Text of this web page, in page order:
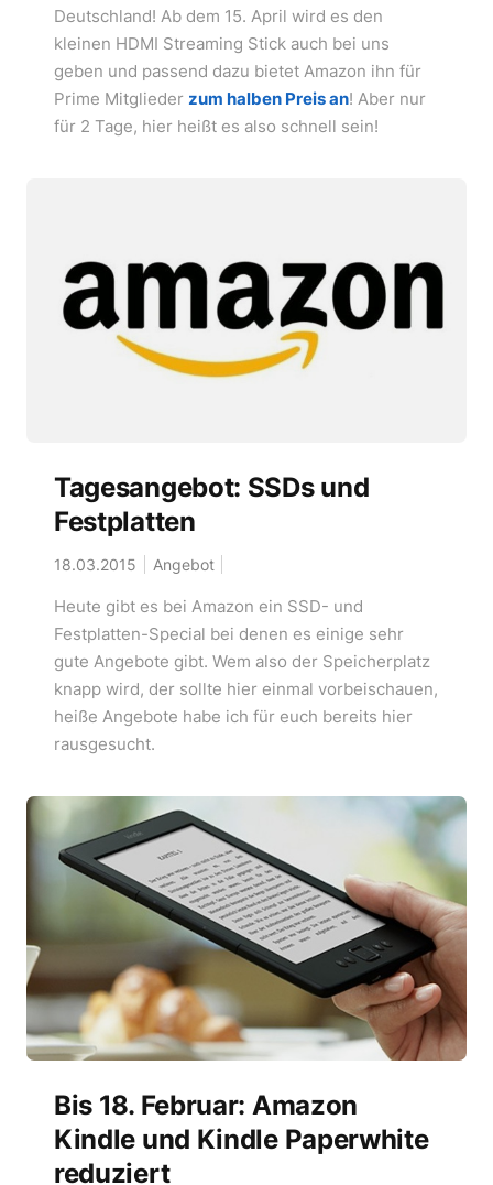
Deutschland! Ab dem 15. April wird es den
kleinen HDMI Streaming Stick auch bei uns
geben und passend dazu bietet Amazon ihn für
Prime Mitglieder zum halben Preis an! Aber nur
für 2 Tage, hier heißt es also schnell sein!
Tagesangebot: SSDs und
Festplatten
18.03.2015 Angebot
Heute gibt es bei Amazon ein SSD- und
Festplatten-Special bei denen es einige sehr
gute Angebote gibt. Wem also der Speicherplatz
knapp wird, der sollte hier einmal vorbeischauen,
heiße Angebote habe ich für euch bereits hier
rausgesucht.
Bis 18. Februar: Amazon
Kindle und Kindle Paperwhite
reduziert